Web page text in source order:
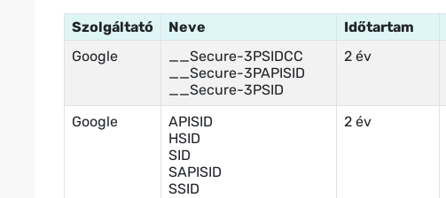
Szolgáltató Neve Időtartam
Google
__Secure-3PSIDCC
__Secure-3PAPISID
__Secure-3PSID
2 év
Google
APISID
HSID
SID
SAPISID
SSID
2 év